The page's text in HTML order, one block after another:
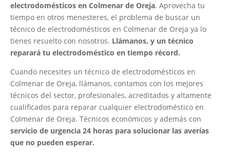
electrodomésticos en Colmenar de Oreja. Aprovecha tu
tiempo en otros menesteres, el problema de buscar un
técnico de electrodomésticos en Colmenar de Oreja ya lo
tienes resuelto con nosotros. Llámanos, y un técnico
reparará tu electrodoméstico en tiempo récord.
Cuando necesites un técnico de electrodomésticos en
Colmenar de Oreja, llámanos, contamos con los mejores
técnicos del sector, profesionales, acreditados y altamente
cualificados para reparar cualquier electrodoméstico en
Colmenar de Oreja. Técnicos económicos y además con
servicio de urgencia 24 horas para solucionar las averías
que no pueden esperar.